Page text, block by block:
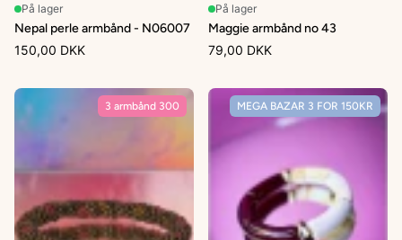
På lager
Nepal perle armbånd - N06007
150,00 DKK
På lager
Maggie armbånd no 43
79,00 DKK
3 armbånd 300 MEGA BAZAR 3 FOR 150KR